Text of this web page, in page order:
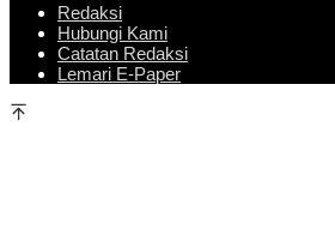
Redaksi
Hubungi Kami
Catatan Redaksi
Lemari E-Paper